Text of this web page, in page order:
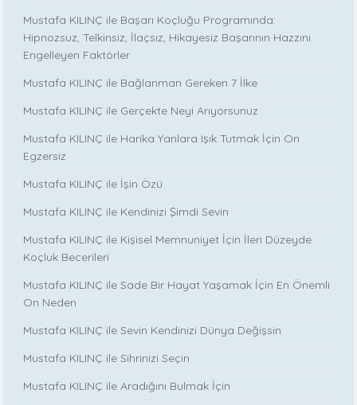
Mustafa KILINÇ ile Başarı Koçluğu Programında:
Hipnozsuz, Telkinsiz, İlaçsız, Hikayesiz Başarının Hazzını
Engelleyen Faktörler
Mustafa KILINÇ ile Bağlanman Gereken 7 İlke
Mustafa KILINÇ ile Gerçekte Neyi Arıyorsunuz
Mustafa KILINÇ ile Harika Yanlara Işık Tutmak İçin On
Egzersiz
Mustafa KILINÇ ile İşin Özü
Mustafa KILINÇ ile Kendinizi Şimdi Sevin
Mustafa KILINÇ ile Kişisel Memnuniyet İçin İleri Düzeyde
Koçluk Becerileri
Mustafa KILINÇ ile Sade Bir Hayat Yaşamak İçin En Önemli
On Neden
Mustafa KILINÇ ile Sevin Kendinizi Dünya Değişsin
Mustafa KILINÇ ile Sihrinizi Seçin
Mustafa KILINÇ ile Aradığını Bulmak İçin